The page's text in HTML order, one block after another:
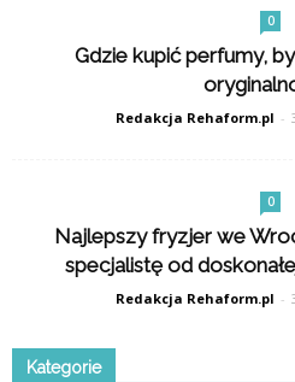
0
Gdzie kupić perfumy,
Redakcja Rehaform.pl -
0
Najlepszy fryzjer we
specjalistę od
Redakcja Rehaform.pl -
Kategorie